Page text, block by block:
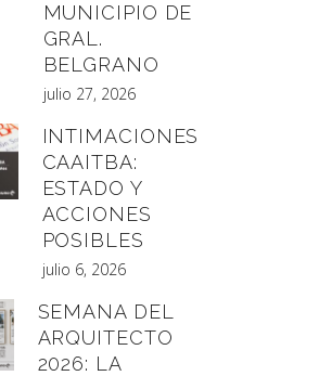
MUNICIPIO DE
GRAL.
BELGRANO
julio 27, 2026
INTIMACIONES
CAAITBA:
ESTADO Y
ACCIONES
POSIBLES
julio 6, 2026
SEMANA DEL
ARQUITECTO
2026: LA